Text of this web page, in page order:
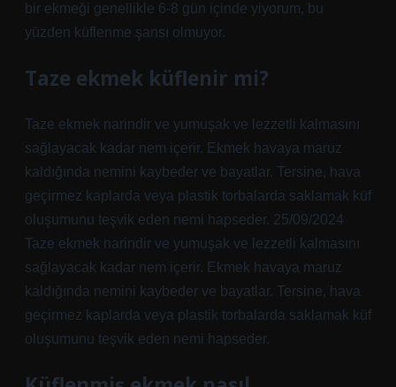
bir ekmeği genellikle 6-8 gün içinde yiyorum, bu
yüzden küflenme şansı olmuyor.
Taze ekmek küflenir mi?
Taze ekmek narindir ve yumuşak ve lezzetli kalmasını
sağlayacak kadar nem içerir. Ekmek havaya maruz
kaldığında nemini kaybeder ve bayatlar. Tersine, hava
geçirmez kaplarda veya plastik torbalarda saklamak küf
oluşumunu teşvik eden nemi hapseder. 25/09/2024
Taze ekmek narindir ve yumuşak ve lezzetli kalmasını
sağlayacak kadar nem içerir. Ekmek havaya maruz
kaldığında nemini kaybeder ve bayatlar. Tersine, hava
geçirmez kaplarda veya plastik torbalarda saklamak küf
oluşumunu teşvik eden nemi hapseder.